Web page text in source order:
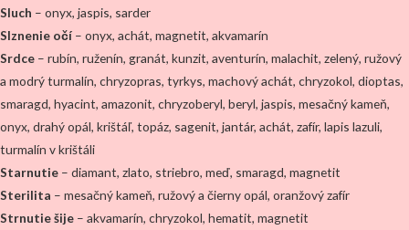
Sluch – onyx, jaspis, sarder
Slznenie očí – onyx, achát, magnetit, akvamarín
Srdce – rubín, ruženín, granát, kunzit, aventurín, malachit, zelený, ružový
a modrý turmalín, chryzopras, tyrkys, machový achát, chryzokol, dioptas,
smaragd, hyacint, amazonit, chryzoberyl, beryl, jaspis, mesačný kameň,
onyx, drahý opál, krištáľ, topáz, sagenit, jantár, achát, zafír, lapis lazuli,
turmalín v krištáli
Starnutie – diamant, zlato, striebro, meď, smaragd, magnetit
Sterilita – mesačný kameň, ružový a čierny opál, oranžový zafír
Strnutie šije – akvamarín, chryzokol, hematit, magnetit